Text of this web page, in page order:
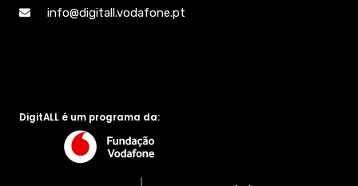
info@digitall.vodafone.pt
DigitALL é um programa da: